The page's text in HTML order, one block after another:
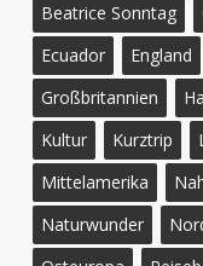
Beatrice Sonntag
Ecuador
England
Großbritannien
Kultur
Kurztrip
Mittelamerika
Naturwunder